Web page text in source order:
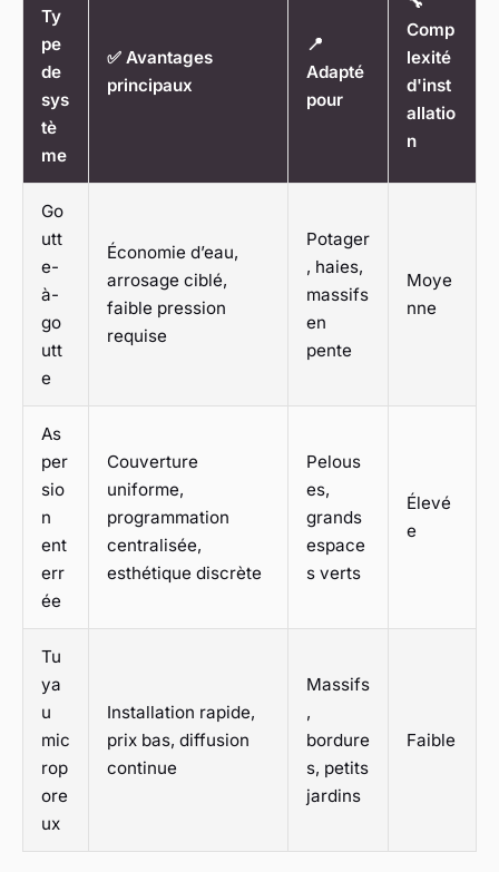
Ty
pe
de
sys
tè
me
✅ Avantages
principaux
📍
Adapté
pour
Comp
lexité
d'inst
allatio
n
Go
utt
e-
à-
go
utt
e
Économie d’eau,
arrosage ciblé,
faible pression
requise
Potager
, haies,
massifs
en
pente
Moye
nne
As
per
sio
n
ent
err
ée
Couverture
uniforme,
programmation
centralisée,
esthétique discrète
Pelous
es,
grands
espace
s verts
Élevé
e
Tu
ya
u
mic
rop
ore
ux
Installation rapide,
prix bas, diffusion
continue
Massifs
,
bordure
s, petits
jardins
Faible